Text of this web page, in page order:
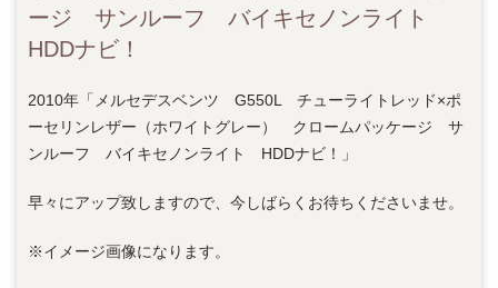
ージ サンルーフ バイキセノンライト
HDDナビ！
2010年「メルセデスベンツ G550L チューライトレッド×ポ
ーセリンレザー（ホワイトグレー） クロームパッケージ サ
ンルーフ バイキセノンライト HDDナビ！」
早々にアップ致しますので、今しばらくお待ちくださいませ。
※イメージ画像になります。